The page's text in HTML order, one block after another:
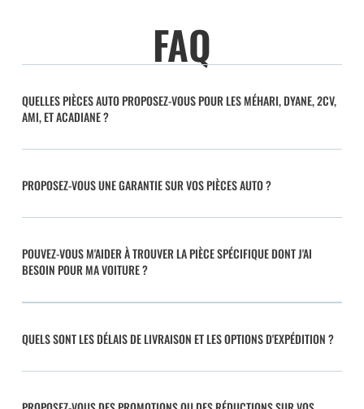
FAQ
QUELLES PIÈCES AUTO PROPOSEZ-VOUS POUR LES MÉHARI, DYANE, 2CV,
AMI, ET ACADIANE ?
PROPOSEZ-VOUS UNE GARANTIE SUR VOS PIÈCES AUTO ?
POUVEZ-VOUS M'AIDER À TROUVER LA PIÈCE SPÉCIFIQUE DONT J'AI
BESOIN POUR MA VOITURE ?
QUELS SONT LES DÉLAIS DE LIVRAISON ET LES OPTIONS D'EXPÉDITION ?